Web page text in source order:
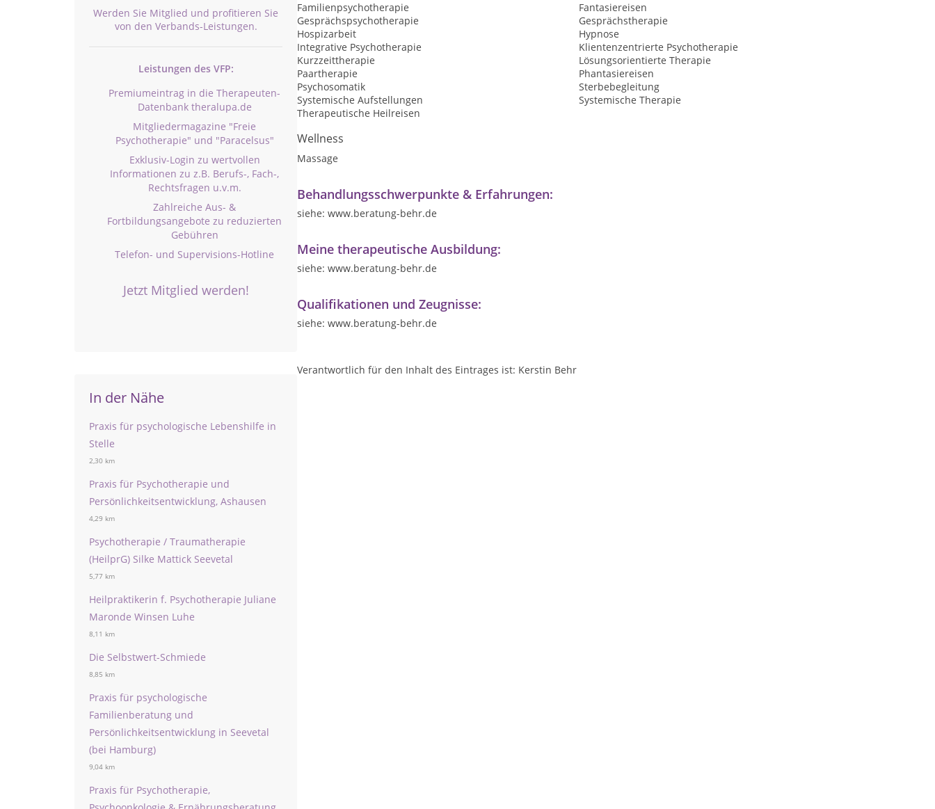
Werden Sie Mitglied und profitieren Sie
von den Verbands-Leistungen.
Leistungen des VFP:
Premiumeintrag in die Therapeuten-
Datenbank theralupa.de
Mitgliedermagazine "Freie
Psychotherapie" und "Paracelsus"
Exklusiv-Login zu wertvollen
Informationen zu z.B. Berufs-, Fach-,
Rechtsfragen u.v.m.
Zahlreiche Aus- &
Fortbildungsangebote zu reduzierten
Gebühren
Telefon- und Supervisions-Hotline
Jetzt Mitglied werden!
In der Nähe
Praxis für psychologische Lebenshilfe in
Stelle
2,30 km
Praxis für Psychotherapie und
Persönlichkeitsentwicklung, Ashausen
4,29 km
Psychotherapie / Traumatherapie
(HeilprG) Silke Mattick Seevetal
5,77 km
Heilpraktikerin f. Psychotherapie Juliane
Maronde Winsen Luhe
8,11 km
Die Selbstwert-Schmiede
8,85 km
Praxis für psychologische
Familienberatung und
Persönlichkeitsentwicklung in Seevetal
(bei Hamburg)
9,04 km
Praxis für Psychotherapie,
Familienpsychotherapie
Fantasiereisen
Gesprächspsychotherapie
Gesprächstherapie
Hospizarbeit
Hypnose
Integrative Psychotherapie
Klientenzentrierte Psychotherapie
Kurzzeittherapie
Lösungsorientierte Therapie
Paartherapie
Phantasiereisen
Psychosomatik
Sterbebegleitung
Systemische Aufstellungen
Systemische Therapie
Therapeutische Heilreisen
Wellness
Massage
Behandlungsschwerpunkte & Erfahrungen:
siehe: www.beratung-behr.de
Meine therapeutische Ausbildung:
siehe: www.beratung-behr.de
Qualifikationen und Zeugnisse:
siehe: www.beratung-behr.de
Verantwortlich für den Inhalt des Eintrages ist: Kerstin Behr